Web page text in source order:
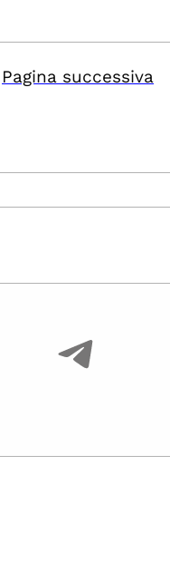
Pagina successiva